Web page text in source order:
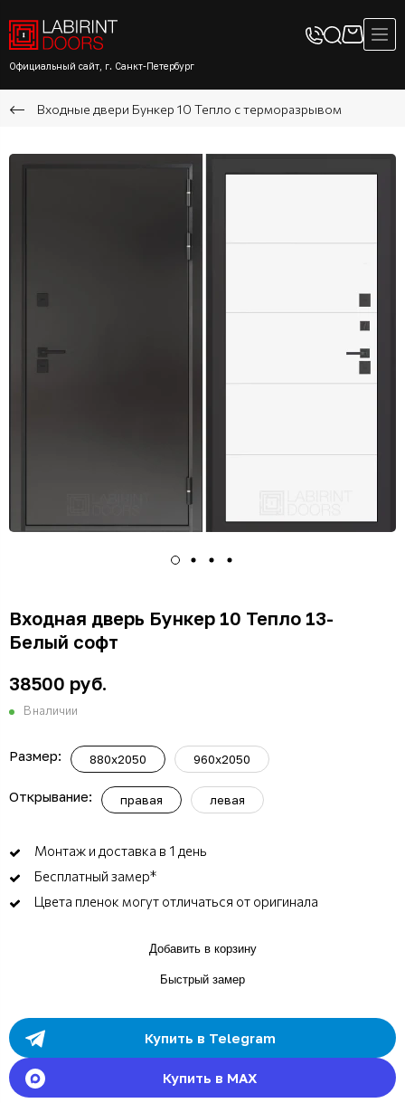
Официальный сайт, г. Санкт-Петербург
Входные двери Бункер 10 Тепло с терморазрывом
Входная дверь Бункер 10 Тепло 13-
Белый софт
38500 руб.
В наличии
Размер: 880x2050 960x2050
Открывание: правая левая
Монтаж и доставка в 1 день
Бесплатный замер*
Цвета пленок могут отличаться от оригинала
Добавить в корзину
Быстрый замер
Купить в Telegram
Купить в MAX